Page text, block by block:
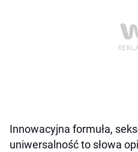
Innowacyjna formuła,
uniwersalność to słowa